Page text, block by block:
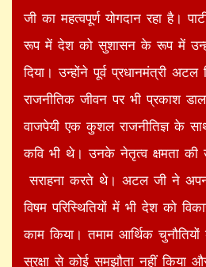
जी का महत्वपूर्ण योगदान रहा है।
रूप में देश को सुशासन के रूप में
दिया। उन्होंने पूर्व प्रधानमंत्री अटल
राजनीतिक जीवन पर भी प्रकाश
वाजपेयी एक कुशल राजनीतिज्ञ के
कवि भी थे। उनके नेतृत्व क्षमता की
सराहना करते थे। अटल जी ने
विषम परिस्थितियों में भी देश को
काम किया। तमाम आर्थिक
सुरक्षा से कोई समझौता नहीं किया